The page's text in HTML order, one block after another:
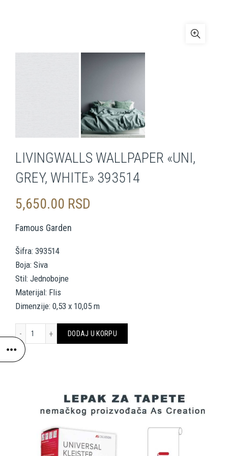
LIVINGWALLS WALLPAPER «UNI,
GREY, WHITE» 393514
5,650.00 RSD
Famous Garden
Šifra: 393514
Boja: Siva
Stil: Jednobojne
Materijal: Flis
Dimenzije: 0,53 x 10,05 m
LIVINGWALLS WALLPAPER «UNI, GREY, WHITE» 393514 količina
DODAJ U KORPU